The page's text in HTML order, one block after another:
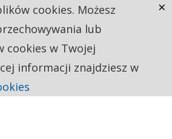
cookies. Możesz
lub
cookies w Twojej
informacji znajdziesz w
×